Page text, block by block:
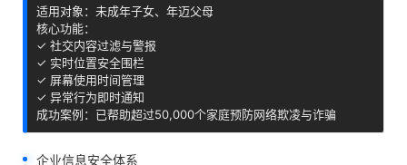
适用对象：未成年子女、年迈父母
核心功能：
✓ 社交内容过滤与警报
✓ 实时位置安全围栏
✓ 屏幕使用时间管理
✓ 异常行为即时通知
成功案例：已帮助超过50,000个家庭预防网络欺凌与诈骗
企业信息安全体系